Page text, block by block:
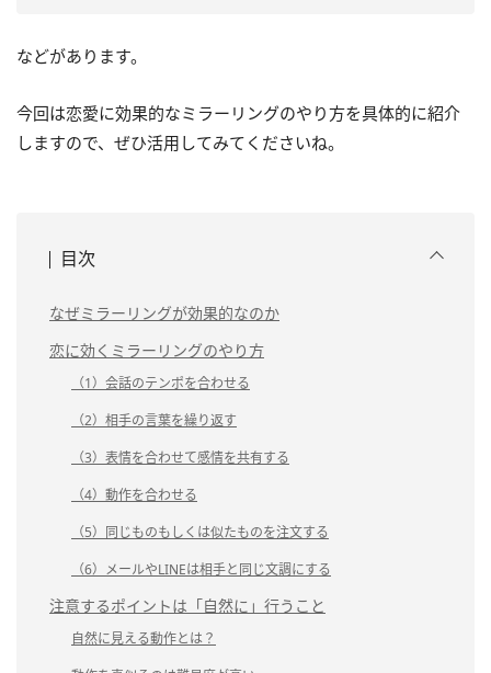
などがあります。
今回は恋愛に効果的なミラーリングのやり方を具体的に紹介
しますので、ぜひ活用してみてくださいね。
目次
なぜミラーリングが効果的なのか
恋に効くミラーリングのやり方
（1）会話のテンポを合わせる
（2）相手の言葉を繰り返す
（3）表情を合わせて感情を共有する
（4）動作を合わせる
（5）同じものもしくは似たものを注文する
（6）メールやLINEは相手と同じ文調にする
注意するポイントは「自然に」行うこと
自然に見える動作とは？